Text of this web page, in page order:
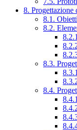
8. Progettazione
8.1.
8.2.
8.3.
8.4.